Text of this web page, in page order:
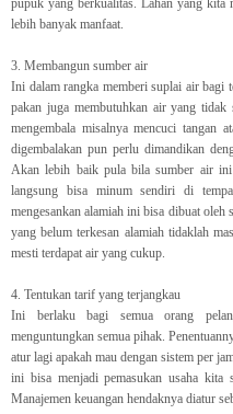
pupuk yang berkualitas. Lahan yang
lebih banyak manfaat.
3. Membangun sumber air
Ini dalam rangka memberi suplai air bagi
pakan juga membutuhkan air yang
mengembala misalnya mencuci tangan
digembalakan pun perlu dimandikan
Akan lebih baik pula bila sumber air ini
langsung bisa minum sendiri di
mengesankan alamiah ini bisa dibuat
yang belum terkesan alamiah tidaklah
mesti terdapat air yang cukup.
4. Tentukan tarif yang terjangkau
Ini berlaku bagi semua orang
menguntungkan semua pihak.
atur lagi apakah mau dengan sistem per
ini bisa menjadi pemasukan usaha kita
Manajemen keuangan hendaknya diatur